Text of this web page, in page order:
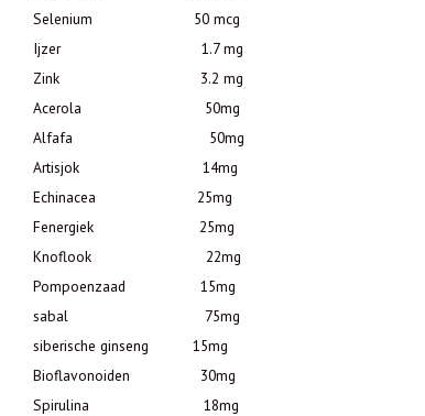
Selenium 50 mcg
Ijzer 1.7 mg
Zink 3.2 mg
Acerola 50mg
Alfafa 50mg
Artisjok 14mg
Echinacea 25mg
Fenergiek 25mg
Knoflook 22mg
Pompoenzaad 15mg
sabal 75mg
siberische ginseng 15mg
Bioflavonoiden 30mg
Spirulina 18mg